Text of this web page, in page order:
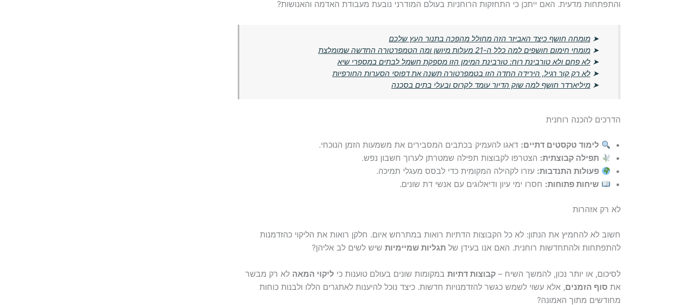
והתפתחות מדעית. האם ייתכן כי התחזקות הרוחניות בעולם המודרני נובעת מעבודת האדמה והאנושות?
➤מומחה חושף כיצד האביזר הזה מחולל מהפכה בתנור העץ שלכם
➤מומחי חימום חושפים למה כלל ה-21 מעלות מיושן ומה הטמפרטורה החדשה שמומלצת
➤לא פחם ולא טורבינת רוח: טורבינת המימן הזו מספקת חשמל לבתים במספרי שיא
➤לא רק קור רגיל, הירידה החדה הזו בטמפרטורה תשנה את דפוסי הסערות החורפיות
➤מיליארדר חושף למה שוק הדיור עומד לקרוס ובעלי בתים בסכנה
הדרכים להכנה רוחנית
לימוד טקסטים דתיים: דאגו להעמיק בכתבים המסבירים את משמעות הזמן הנוכחי.
תפילה קבוצתית: הצטרפו לקבוצות תפילה שמטרתן לערוך חשבון נפש.
פעולות התנדבות: עזרו לקהילה המקומית כדי לבסס מעגלי תמיכה.
שיחות פתוחות: חסרו ימי עיון ודיאלוגים עם אנשי דת שונים.
לא רק אזהרות
חשוב לא להחמיץ את הנתון: לא כל הקבוצות הדתיות רואות במתרחש איום. חלקן רואות את הליקוי כהזדמנות
להתפתחות ולהתחדשות רוחנית. האם אנו בעידן של תגליות שמיימיות שיש לשים לב אליהן?
לסיכום, או יותר נכון, להמשך השיח – קבוצות דתיות במקומות שונים בעולם טוענות כי ליקוי המאה לא רק מבשר
את סוף הזמנים, אלא עשוי לשמש כגשר להזדמנויות חדשות. כיצד נוכל להיענות לאתגרים הללו ולבנות כוחות
מחודשים מתוך האמונה?